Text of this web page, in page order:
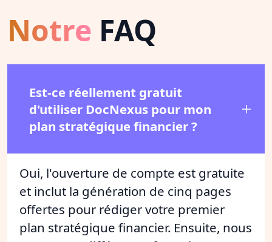
Notre FAQ
Est-ce réellement gratuit
d'utiliser DocNexus pour mon
plan stratégique financier ?
Oui, l'ouverture de compte est gratuite
et inclut la génération de cinq pages
offertes pour rédiger votre premier
plan stratégique financier. Ensuite, nous